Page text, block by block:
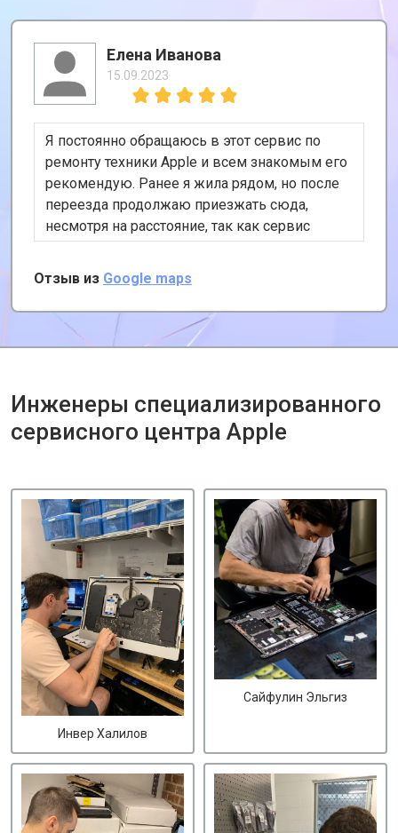
Елена Иванова
15.09.2023
Я постоянно обращаюсь в этот сервис по
ремонту техники Apple и всем знакомым его
рекомендую. Ранее я жила рядом, но после
переезда продолжаю приезжать сюда,
несмотря на расстояние, так как сервис
хороший и цены адекватные. К тому же, у
них есть удобная услуга вызова курьера,
забирает и привозит почти за даром!
Отзыв из Google maps
Инженеры специализированного
сервисного центра Apple
Инвер Халилов
Сайфулин Эльгиз